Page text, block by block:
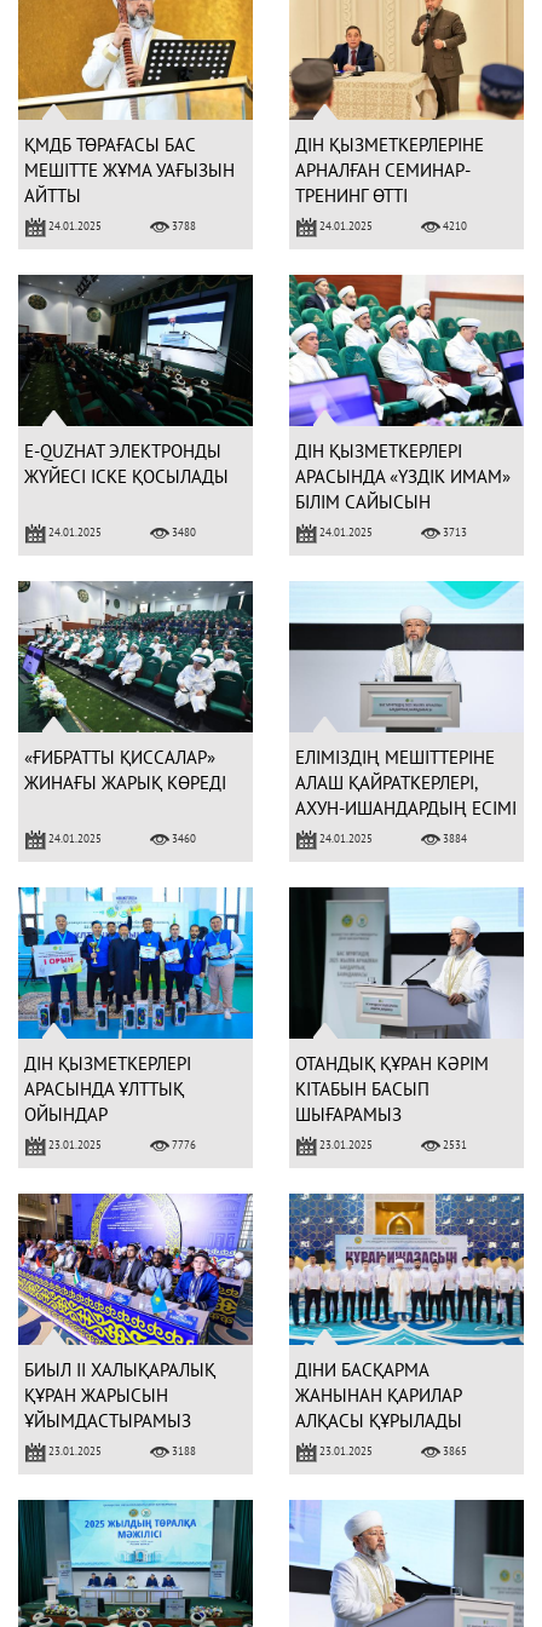
ҚМДБ ТӨРАҒАСЫ БАС
МЕШІТТЕ ЖҰМА УАҒЫЗЫН
АЙТТЫ
24.01.2025 3788
ДІН ҚЫЗМЕТКЕРЛЕРІНЕ
АРНАЛҒАН СЕМИНАР-
ТРЕНИНГ ӨТТІ
24.01.2025 4210
E-QUZHAT ЭЛЕКТРОНДЫ
ЖҮЙЕСІ ІСКЕ ҚОСЫЛАДЫ
24.01.2025 3480
ДІН ҚЫЗМЕТКЕРЛЕРІ
АРАСЫНДА «ҮЗДІК ИМАМ»
БІЛІМ САЙЫСЫН
ӨТКІЗЕМІЗ
24.01.2025 3713
«ҒИБРАТТЫ ҚИССАЛАР»
ЖИНАҒЫ ЖАРЫҚ КӨРЕДІ
24.01.2025 3460
ЕЛІМІЗДІҢ МЕШІТТЕРІНЕ
АЛАШ ҚАЙРАТКЕРЛЕРІ,
АХУН-ИШАНДАРДЫҢ ЕСІМІ
БЕРІЛЕДІ
24.01.2025 3884
ДІН ҚЫЗМЕТКЕРЛЕРІ
АРАСЫНДА ҰЛТТЫҚ
ОЙЫНДАР
СПАРТАКИАДАСЫ ӨТТІ
23.01.2025 7776
ОТАНДЫҚ ҚҰРАН КӘРІМ
КІТАБЫН БАСЫП
ШЫҒАРАМЫЗ
23.01.2025 2531
БИЫЛ ІІ ХАЛЫҚАРАЛЫҚ
ҚҰРАН ЖАРЫСЫН
ҰЙЫМДАСТЫРАМЫЗ
23.01.2025 3188
ДІНИ БАСҚАРМА
ЖАНЫНАН ҚАРИЛАР
АЛҚАСЫ ҚҰРЫЛАДЫ
23.01.2025 3865